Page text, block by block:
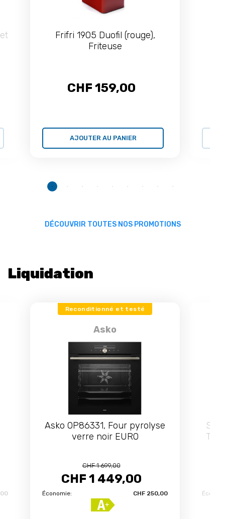
Frifri 1905 Duofil (rouge),
Friteuse
CHF 159,00
AJOUTER AU PANIER
DÉCOUVRIR TOUTES NOS PROMOTIONS
Liquidation
Reconditionné et testé
Asko
Asko OP86331, Four pyrolyse
verre noir EURO
CHF 1 699,00
CHF 1 449,00
Économie: CHF 250,00